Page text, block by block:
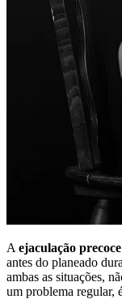
A ejaculação precoce
antes do planeado
ambas as situações,
um problema regular,